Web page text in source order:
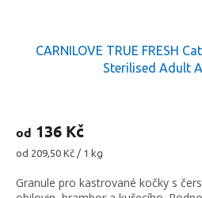
CARNILOVE TRUE FRESH
Sterilised Adult
od 136 Kč
Měrná
od 209,50 Kč / 1 kg
Granule pro kastrované kočky s